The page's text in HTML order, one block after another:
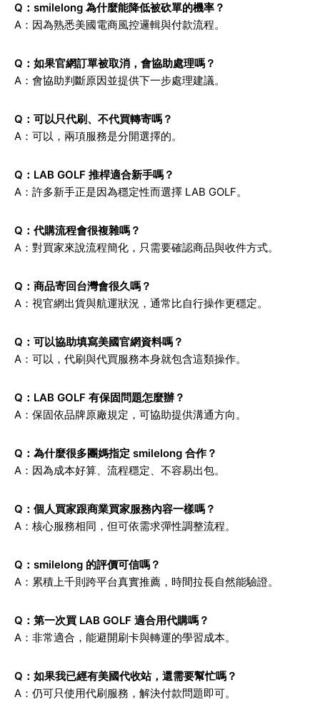
Q：smilelong 為什麼能降低被砍單的機率？
A：因為熟悉美國電商風控邏輯與付款流程。
Q：如果官網訂單被取消，會協助處理嗎？
A：會協助判斷原因並提供下一步處理建議。
Q：可以只代刷、不代買轉寄嗎？
A：可以，兩項服務是分開選擇的。
Q：LAB GOLF 推桿適合新手嗎？
A：許多新手正是因為穩定性而選擇 LAB GOLF。
Q：代購流程會很複雜嗎？
A：對買家來說流程簡化，只需要確認商品與收件方式。
Q：商品寄回台灣會很久嗎？
A：視官網出貨與航運狀況，通常比自行操作更穩定。
Q：可以協助填寫美國官網資料嗎？
A：可以，代刷與代買服務本身就包含這類操作。
Q：LAB GOLF 有保固問題怎麼辦？
A：保固依品牌原廠規定，可協助提供溝通方向。
Q：為什麼很多團媽指定 smilelong 合作？
A：因為成本好算、流程穩定、不容易出包。
Q：個人買家跟商業買家服務內容一樣嗎？
A：核心服務相同，但可依需求彈性調整流程。
Q：smilelong 的評價可信嗎？
A：累積上千則跨平台真實推薦，時間拉長自然能驗證。
Q：第一次買 LAB GOLF 適合用代購嗎？
A：非常適合，能避開刷卡與轉運的學習成本。
Q：如果我已經有美國代收站，還需要幫忙嗎？
A：仍可只使用代刷服務，解決付款問題即可。